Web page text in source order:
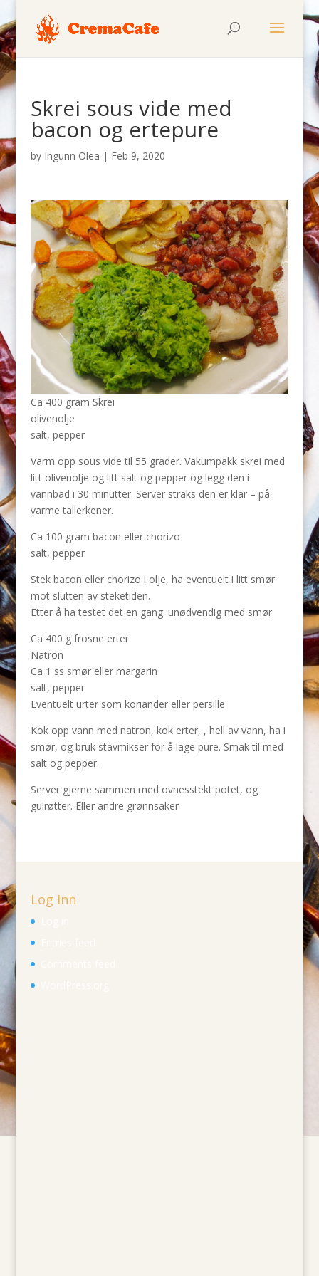
Skrei sous vide med
bacon og ertepure
by Ingunn Olea | Feb 9, 2020
Ca 400 gram Skrei
olivenolje
salt, pepper
Varm opp sous vide til 55 grader. Vakumpakk skrei med
litt olivenolje og litt salt og pepper og legg den i
vannbad i 30 minutter. Server straks den er klar – på
varme tallerkener.
Ca 100 gram bacon eller chorizo
salt, pepper
Stek bacon eller chorizo i olje, ha eventuelt i litt smør
mot slutten av steketiden.
Etter å ha testet det en gang: unødvendig med smør
Ca 400 g frosne erter
Natron
Ca 1 ss smør eller margarin
salt, pepper
Eventuelt urter som koriander eller persille
Kok opp vann med natron, kok erter, , hell av vann, ha i
smør, og bruk stavmikser for å lage pure. Smak til med
salt og pepper.
Server gjerne sammen med ovnesstekt potet, og
gulrøtter. Eller andre grønnsaker
Log Inn